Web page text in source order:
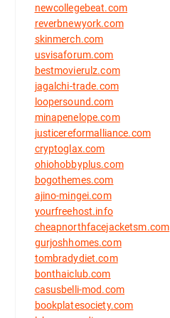
newcollegebeat.com
reverbnewyork.com
skinmerch.com
usvisaforum.com
bestmovierulz.com
jagalchi-trade.com
loopersound.com
minapenelope.com
justicereformalliance.com
cryptoglax.com
ohiohobbyplus.com
bogothemes.com
ajino-mingei.com
yourfreehost.info
cheapnorthfacejacketsm.com
gurjoshhomes.com
tombradydiet.com
bonthaiclub.com
casusbelli-mod.com
bookplatesociety.com